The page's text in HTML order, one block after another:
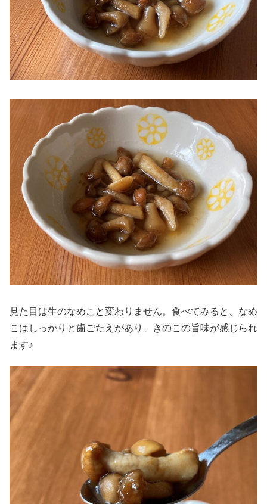
見た目は生のなめこと変わりません。食べてみると、なめ
こはしっかりと歯ごたえがあり、きのこの旨味が感じられ
ます♪